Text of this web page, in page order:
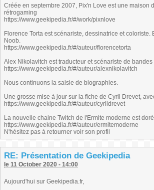
Créée en septembre 2007, Pix'n Love est une
rétrogaming
https://www.geekipedia.fr/#/work/pixnlove
Florence Torta est scénariste, dessinatrice et
Noob.
https://www.geekipedia.fr/#/auteur/florencetorta
Alex Nikolavitch est traducteur et scénariste de
https://www.geekipedia.fr/#/auteur/alexnikolavitch
Nous continuons la saisie de biographies.
Une grosse mise à jour sur la fiche de Cyril Drevet,
https://www.geekipedia.fr/#/auteur/cyrildrevet
La nouvelle chaine Twitch de l'Ermite moderne est
https://www.geekipedia.fr/#/auteur/ermitemoderne
N'hésitez pas à retourner voir son profil
RE: Présentation de Geekipedia
le 11 October 2020 - 14:00
Aujourd'hui sur Geekipedia.fr,